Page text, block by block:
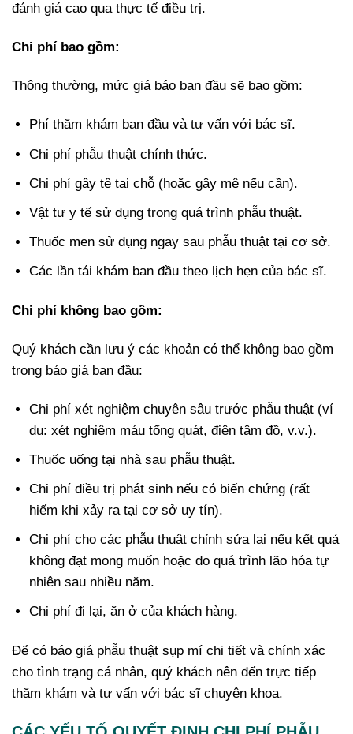
đánh giá cao qua thực tế điều trị.
Chi phí bao gồm:
Thông thường, mức giá báo ban đầu sẽ bao gồm:
Phí thăm khám ban đầu và tư vấn với bác sĩ.
Chi phí phẫu thuật chính thức.
Chi phí gây tê tại chỗ (hoặc gây mê nếu cần).
Vật tư y tế sử dụng trong quá trình phẫu thuật.
Thuốc men sử dụng ngay sau phẫu thuật tại cơ sở.
Các lần tái khám ban đầu theo lịch hẹn của bác sĩ.
Chi phí không bao gồm:
Quý khách cần lưu ý các khoản có thể không bao gồm
trong báo giá ban đầu:
Chi phí xét nghiệm chuyên sâu trước phẫu thuật (ví
dụ: xét nghiệm máu tổng quát, điện tâm đồ, v.v.).
Thuốc uống tại nhà sau phẫu thuật.
Chi phí điều trị phát sinh nếu có biến chứng (rất
hiếm khi xảy ra tại cơ sở uy tín).
Chi phí cho các phẫu thuật chỉnh sửa lại nếu kết quả
không đạt mong muốn hoặc do quá trình lão hóa tự
nhiên sau nhiều năm.
Chi phí đi lại, ăn ở của khách hàng.
Để có báo giá phẫu thuật sụp mí chi tiết và chính xác
cho tình trạng cá nhân, quý khách nên đến trực tiếp
thăm khám và tư vấn với bác sĩ chuyên khoa.